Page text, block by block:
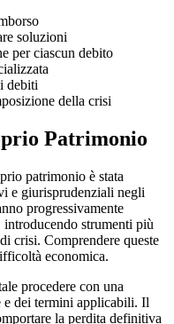
soluzioni
per ciascun debito
debiti
della crisi
Patrimonio
patrimonio è stata
e giurisprudenziali negli
progressivamente
strumenti più
crisi. Comprendere queste
economica.
procedere con una
e dei termini applicabili. Il
la perdita definitiva